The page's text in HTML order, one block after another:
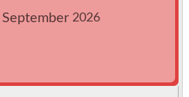
September 2026